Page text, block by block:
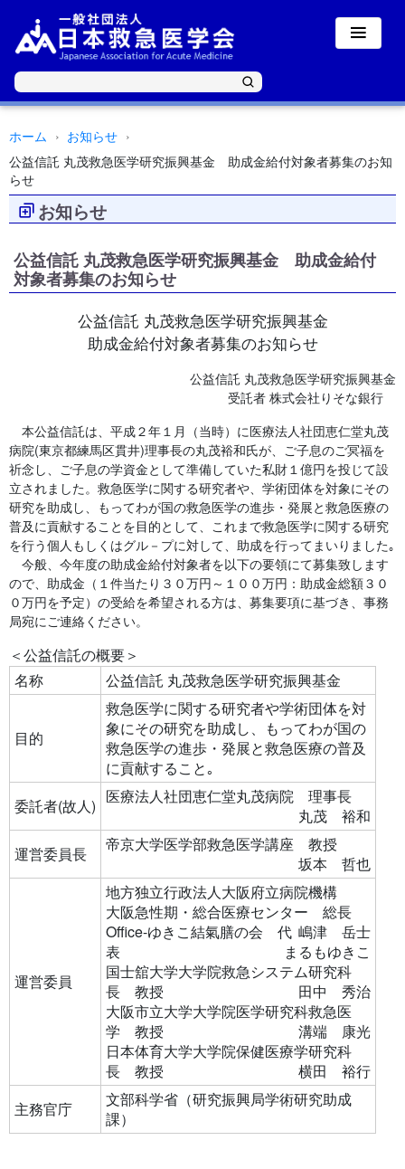
ホーム
お知らせ
公益信託 丸茂救急医学研究振興基金 助成金給付対象者募集のお知
らせ
お知らせ
公益信託 丸茂救急医学研究振興基金 助成金給付
対象者募集のお知らせ
公益信託 丸茂救急医学研究振興基金
助成金給付対象者募集のお知らせ
公益信託 丸茂救急医学研究振興基金
受託者 株式会社りそな銀行
本公益信託は、平成２年１月（当時）に医療法人社団恵仁堂丸茂
病院(東京都練馬区貫井)理事長の丸茂裕和氏が、ご子息のご冥福を
祈念し、ご子息の学資金として準備していた私財１億円を投じて設
立されました。救急医学に関する研究者や、学術団体を対象にその
研究を助成し、もってわが国の救急医学の進歩・発展と救急医療の
普及に貢献することを目的として、これまで救急医学に関する研究
を行う個人もしくはグル－プに対して、助成を行ってまいりました｡
今般、今年度の助成金給付対象者を以下の要領にて募集致します
ので、助成金（１件当たり３０万円～１００万円：助成金総額３０
０万円を予定）の受給を希望される方は、募集要項に基づき、事務
局宛にご連絡ください。
＜公益信託の概要＞
名称
公益信託 丸茂救急医学研究振興基金
目的
救急医学に関する研究者や学術団体を対
象にその研究を助成し、もってわが国の
救急医学の進歩・発展と救急医療の普及
に貢献すること｡
委託者(故人) 医療法人社団恵仁堂丸茂病院 理事長
丸茂 裕和
運営委員長
帝京大学医学部救急医学講座 教授
坂本 哲也
運営委員
地方独立行政法人大阪府立病院機構
大阪急性期・総合医療センター 総長
嶋津 岳士
Office-ゆきこ結氣膳の会 代
表
まるもゆきこ
国士舘大学大学院救急システム研究科
長 教授
田中 秀治
大阪市立大学大学院医学研究科救急医
学 教授
溝端 康光
日本体育大学大学院保健医療学研究科
長 教授
横田 裕行
主務官庁
文部科学省（研究振興局学術研究助成
課）